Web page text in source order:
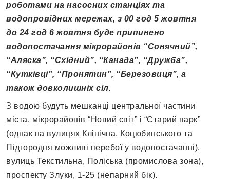
роботами на насосних станціях та
водопровідних мережах, з 00 год 5 жовтня
до 24 год 6 жовтня буде припинено
водопостачання мікрорайонів “Сонячний”,
“Аляска”, “Східний”, “Канада”, “Дружба”,
“Кутківці”, “Пронятин”, “Березовиця”, а
також довколишніх сіл.
З водою будуть мешканці центральної частини
міста, мікрорайонів “Новий світ” і “Старий парк”
(однак на вулицях Клінічна, Коцюбинського та
Підгородня можливі перебої у водопостачанні),
вулиць Текстильна, Поліська (промислова зона),
проспекту Злуки, 1-25 (непарний бік).